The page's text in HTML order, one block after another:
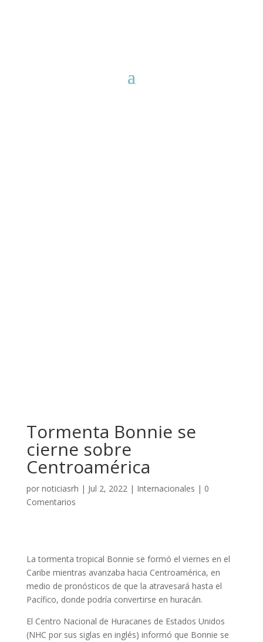
Tormenta Bonnie se
cierne sobre
Centroamérica
por noticiasrh | Jul 2, 2022| Internacionales | 0
Comentarios
La tormenta tropical Bonnie se formó el viernes en el
Caribe mientras avanzaba hacia Centroamérica, en
medio de pronósticos de que la atravesará hasta el
Pacífico, donde podría convertirse en huracán.
El Centro Nacional de Huracanes de Estados Unidos
(NHC por sus siglas en inglés) informó que Bonnie se